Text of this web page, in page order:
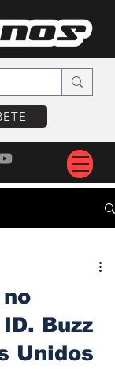
Buzz
Unidos